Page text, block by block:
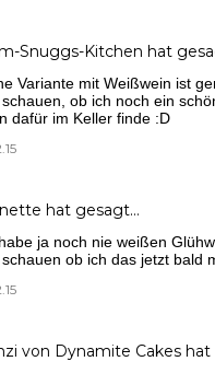
Snuggs-Kitchen hat
Variante mit Weißwein ist
ob ich noch ein
dafür im Keller finde :D
hat gesagt…
ja noch nie weißen
ob ich das jetzt bald
von Dynamite Cakes hat